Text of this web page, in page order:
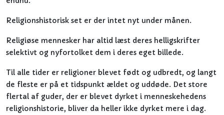
Religionshistorisk set er der intet nyt under månen.
Religiøse mennesker har altid læst deres helligskrifter
selektivt og nyfortolket dem i deres eget billede.
Til alle tider er religioner blevet født og udbredt, og langt
de fleste er på et tidspunkt ældet og uddøde. Det store
flertal af guder, der er blevet dyrket i menneskehedens
religionshistorie, bliver da heller ikke dyrket mere i dag.